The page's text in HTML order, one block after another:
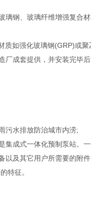
璃钢、玻璃纤维增强复合
质如强化玻璃钢(GRP)或
厂成套提供，并安装完毕
污水排放防治城市内涝;
集成式一体化预制泵站。
以及其它用户所需要的附
特征。